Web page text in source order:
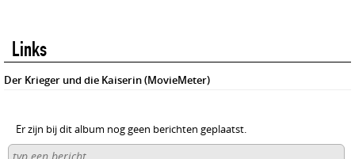
Links
Der Krieger und die Kaiserin (MovieMeter)
Er zijn bij dit album nog geen berichten geplaatst.